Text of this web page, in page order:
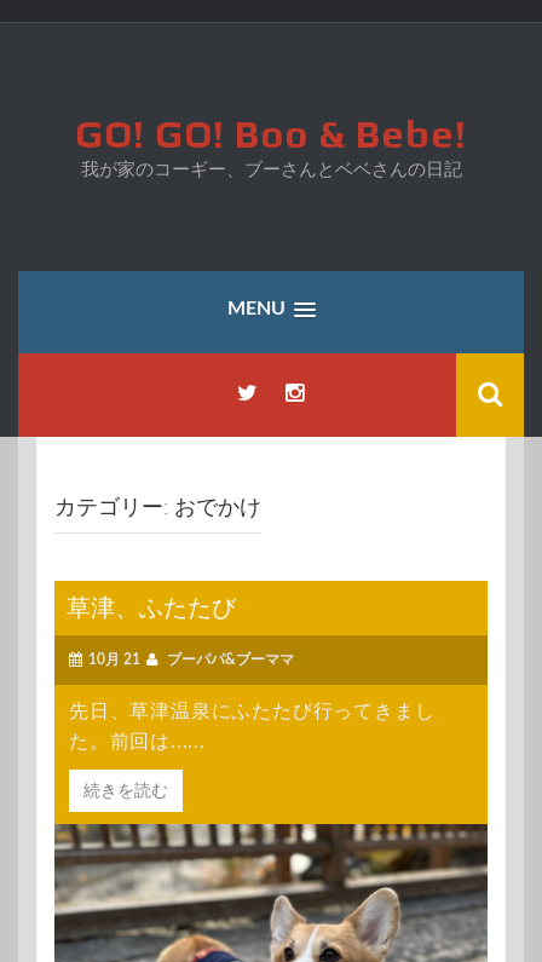
GO! GO! Boo & Bebe!
我が家のコーギー、ブーさんとベベさんの日記
MENU
カテゴリー: おでかけ
草津、ふたたび
10月 21 ブーパパ&ブーママ
先日、草津温泉にふたたび行ってきまし
た。前回は......
続きを読む